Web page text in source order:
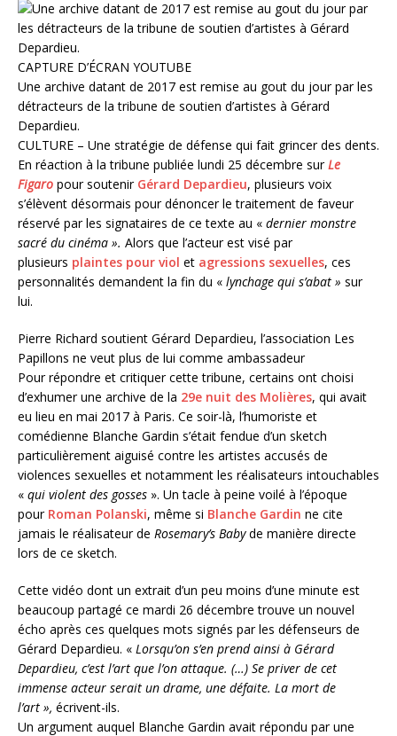
CAPTURE D’ÉCRAN YOUTUBE
Une archive datant de 2017 est remise au gout du jour par les
détracteurs de la tribune de soutien d’artistes à Gérard
Depardieu.
CULTURE – Une stratégie de défense qui fait grincer des dents.
En réaction à la tribune publiée lundi 25 décembre sur Le
Figaro pour soutenir Gérard Depardieu, plusieurs voix
s’élèvent désormais pour dénoncer le traitement de faveur
réservé par les signataires de ce texte au « dernier monstre
sacré du cinéma ». Alors que l’acteur est visé par
plusieurs plaintes pour viol et agressions sexuelles, ces
personnalités demandent la fin du « lynchage qui s’abat » sur
lui.
Pierre Richard soutient Gérard Depardieu, l’association Les
Papillons ne veut plus de lui comme ambassadeur
Pour répondre et critiquer cette tribune, certains ont choisi
d’exhumer une archive de la 29e nuit des Molières, qui avait
eu lieu en mai 2017 à Paris. Ce soir-là, l’humoriste et
comédienne Blanche Gardin s’était fendue d’un sketch
particulièrement aiguisé contre les artistes accusés de
violences sexuelles et notamment les réalisateurs intouchables
« qui violent des gosses ». Un tacle à peine voilé à l’époque
pour Roman Polanski, même si Blanche Gardin ne cite
jamais le réalisateur de Rosemary’s Babyde manière directe
lors de ce sketch.
Cette vidéo dont un extrait d’un peu moins d’une minute est
beaucoup partagé ce mardi 26 décembre trouve un nouvel
écho après ces quelques mots signés par les défenseurs de
Gérard Depardieu. « Lorsqu’on s’en prend ainsi à Gérard
Depardieu, c’est l’art que l’on attaque. (…) Se priver de cet
immense acteur serait un drame, une défaite. La mort de
l’art », écrivent-ils.
Un argument auquel Blanche Gardin avait répondu par une